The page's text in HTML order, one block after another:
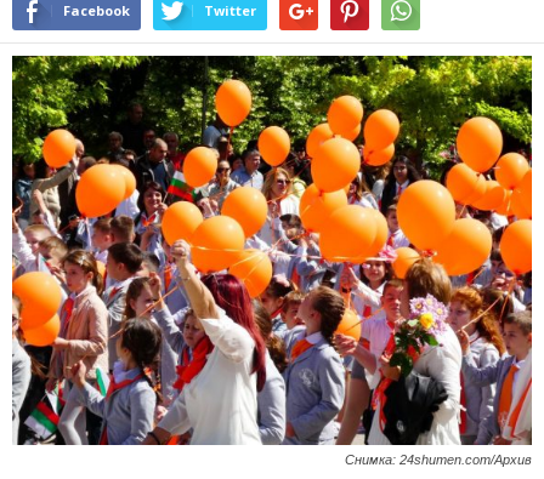
Facebook Twitter
Снимка: 24shumen.com/Архив